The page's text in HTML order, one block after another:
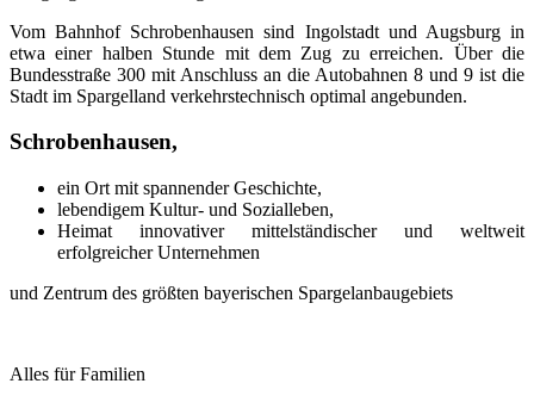
Vom Bahnhof Schrobenhausen sind Ingolstadt und Augsburg in
etwa einer halben Stunde mit dem Zug zu erreichen. Über die
Bundesstraße 300 mit Anschluss an die Autobahnen 8 und 9 ist die
Stadt im Spargelland verkehrstechnisch optimal angebunden.
Schrobenhausen,
ein Ort mit spannender Geschichte,
lebendigem Kultur- und Sozialleben,
Heimat innovativer mittelständischer und weltweit
erfolgreicher Unternehmen
und Zentrum des größten bayerischen Spargelanbaugebiets
Alles für Familien